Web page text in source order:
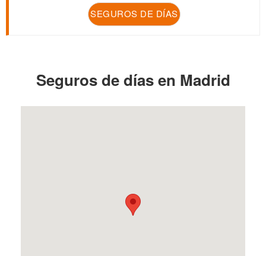
SEGUROS DE DÍAS
Seguros de días en Madrid